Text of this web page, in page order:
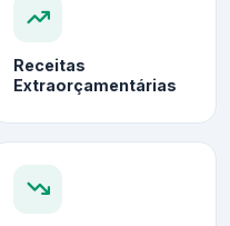
Receitas
Extraorçamentárias